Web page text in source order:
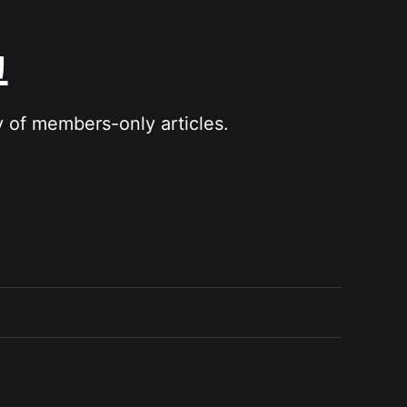
members-only articles.